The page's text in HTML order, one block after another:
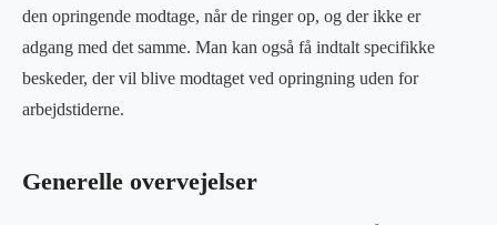
den opringende modtage, når de ringer op, og der ikke er
adgang med det samme. Man kan også få indtalt specifikke
beskeder, der vil blive modtaget ved opringning uden for
arbejdstiderne.
Generelle overvejelser